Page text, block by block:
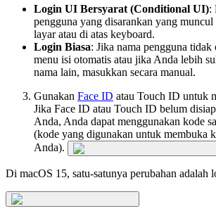
Login UI Bersyarat (Conditional UI):
pengguna yang disarankan yang
layar atau di atas keyboard.
Login Biasa: Jika nama pengguna
menu isi otomatis atau jika Anda lebih
nama lain, masukkan secara manual.
Gunakan Face ID atau Touch ID untuk
Jika Face ID atau Touch ID belum
Anda, Anda dapat menggunakan kode
(kode yang digunakan untuk membuka
Anda).
Di macOS 15, satu-satunya perubahan adalah